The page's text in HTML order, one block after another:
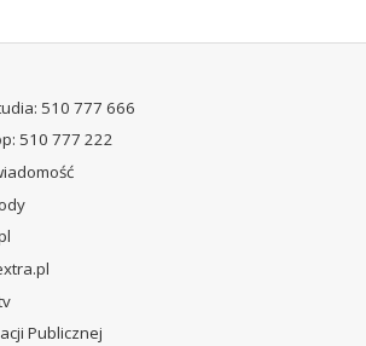
510 777 666
510 777 222
Publicznej